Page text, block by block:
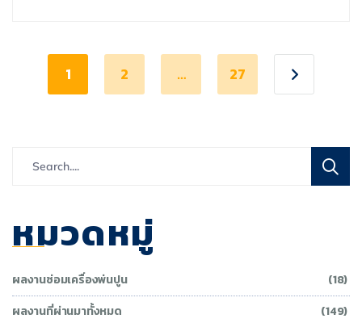
1 2 … 27
หมวดหมู่
ผลงานซ่อมเครื่องพ่นปูน
(18)
ผลงานที่ผ่านมาทั้งหมด
(149)